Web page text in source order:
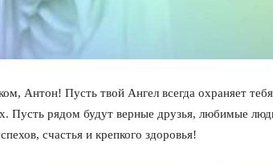
Антон! Пусть твой Ангел всегда охраняет
Пусть рядом будут верные друзья, любимые
счастья и крепкого здоровья!